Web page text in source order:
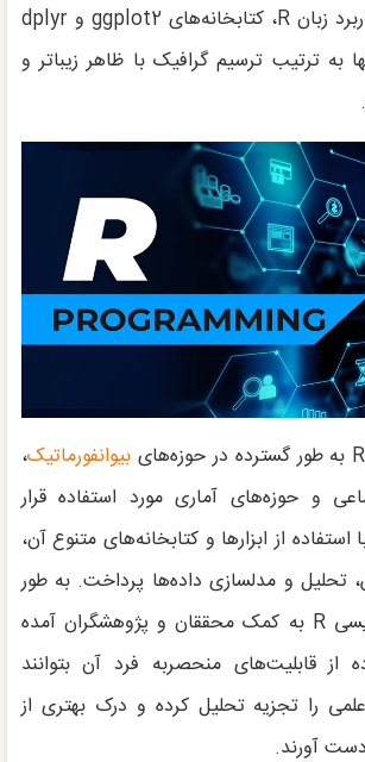
از کتابخانه‌های پرکاربرد زبان R، کتابخانه‌های ggplot2 و dplyr
به ترتیب ترسیم گرافیک‌ با ظاهر زیباتر و
بیوانفورماتیک،
و حوزه‌های آماری مورد استفاده قرار
از ابزارها و کتابخانه‌های متنوع آن،
تحلیل و مدلسازی داده‌ها پرداخت. به طور
کلی زبان برنامه نویسی R به کمک محققان و پژوهشگران آمده
از قابلیت‌های منحصربه فرد آن بتوانند
را تجزیه تحلیل کرده و درک بهتری از
دست آورند.